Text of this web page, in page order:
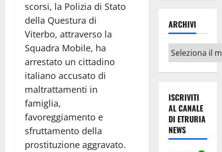
scorsi, la Polizia di Stato
della Questura di
Viterbo, attraverso la
Squadra Mobile, ha
arrestato un cittadino
italiano accusato di
maltrattamenti in
famiglia,
favoreggiamento e
sfruttamento della
prostituzione aggravato.
ARCHIVI
Archivi
ISCRIVITI
AL CANALE
DI ETRURIA
NEWS